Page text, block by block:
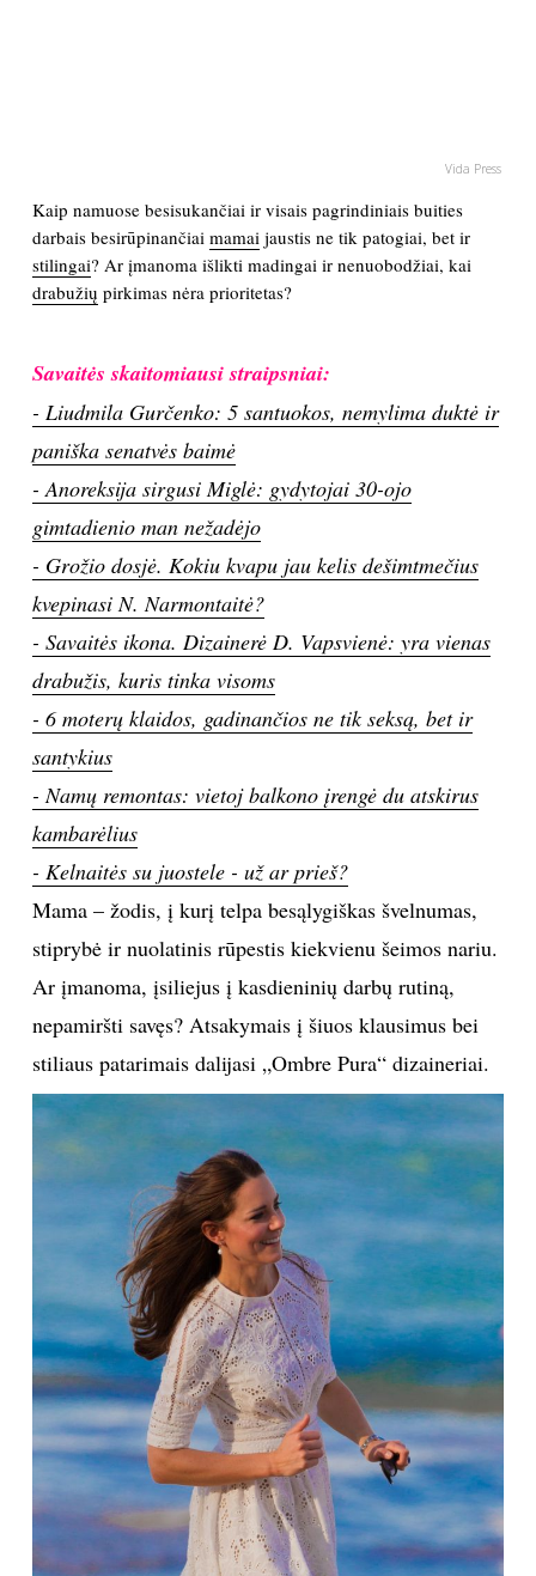
POLITIKA
KULTŪRA
LAISVALAIKIS
KINAS
MUZIKA
TEATRAS
SPORTAS
FOTOGRAFIJA
MENAS
ORAI
ĮDOMYBĖS
ISTORIJA
INTERJERAS
NAMAI
VIRTUVĖ
RECEPTAI
VAIKAI
NELAIMĖS
KONTAKTAI
Vida Press
Kaip namuose besisukančiai ir visais pagrindiniais buities
darbais besirūpinančiai mamai jaustis ne tik patogiai, bet ir
stilingai? Ar įmanoma išlikti madingai ir nenuobodžiai, kai
drabužių pirkimas nėra prioritetas?
Savaitės skaitomiausi straipsniai:
- Liudmila Gurčenko: 5 santuokos, nemylima duktė ir
paniška senatvės baimė
- Anoreksija sirgusi Miglė: gydytojai 30-ojo
gimtadienio man nežadėjo
- Grožio dosjė. Kokiu kvapu jau kelis dešimtmečius
kvepinasi N. Narmontaitė?
- Savaitės ikona. Dizainerė D. Vapsvienė: yra vienas
drabužis, kuris tinka visoms
- 6 moterų klaidos, gadinančios ne tik seksą, bet ir
santykius
- Namų remontas: vietoj balkono įrengė du atskirus
kambarėlius
- Kelnaitės su juostele - už ar prieš?
Mama – žodis, į kurį telpa besąlygiškas švelnumas,
stiprybė ir nuolatinis rūpestis kiekvienu šeimos nariu.
Ar įmanoma, įsiliejus į kasdieninių darbų rutiną,
nepamiršti savęs? Atsakymais į šiuos klausimus bei
stiliaus patarimais dalijasi „Ombre Pura“ dizaineriai.